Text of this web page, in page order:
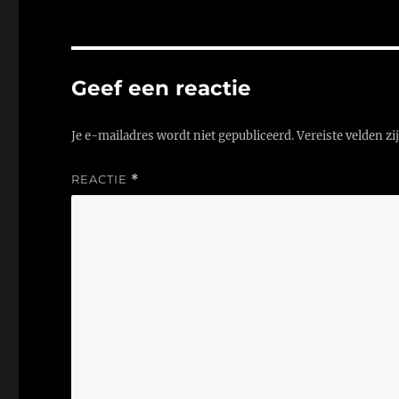
Geef een reactie
Je e-mailadres wordt niet gepubliceerd.Vereiste velden
REACTIE *